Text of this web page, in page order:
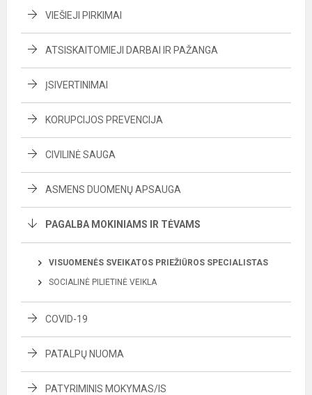
VIEŠIEJI PIRKIMAI
ATSISKAITOMIEJI DARBAI IR PAŽANGA
ĮSIVERTINIMAI
KORUPCIJOS PREVENCIJA
CIVILINĖ SAUGA
ASMENS DUOMENŲ APSAUGA
PAGALBA MOKINIAMS IR TĖVAMS
VISUOMENĖS SVEIKATOS PRIEŽIŪROS SPECIALISTAS
SOCIALINĖ PILIETINĖ VEIKLA
COVID-19
PATALPŲ NUOMA
PATYRIMINIS MOKYMAS/IS